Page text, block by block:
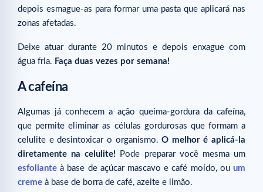
depois esmague-as para formar uma pasta que aplicará nas
zonas afetadas.
Deixe atuar durante 20 minutos e depois enxague com
água fria. Faça duas vezes por semana!
A cafeína
Algumas já conhecem a ação queima-gordura da cafeína,
que permite eliminar as células gordurosas que formam a
celulite e desintoxicar o organismo.O melhor é aplicá-la
diretamente na celulite! Pode preparar você mesma um
esfoliante à base de açúcar mascavo e café moído, ou um
creme à base de borra de café, azeite e limão.